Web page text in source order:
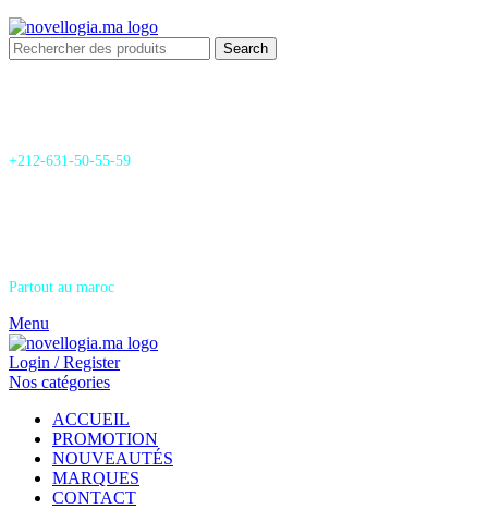
Search
+212-631-50-55-59
Partout au maroc
Menu
Login / Register
Nos catégories
ACCUEIL
PROMOTION
NOUVEAUTÉS
MARQUES
CONTACT